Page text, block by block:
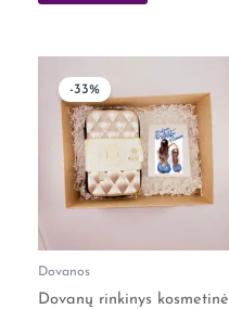
-33%
Dovanos
Dovanų rinkinys kosmetinė
price
was:
€30,00.